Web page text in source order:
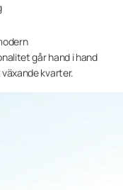
går hand i hand
kvarter.